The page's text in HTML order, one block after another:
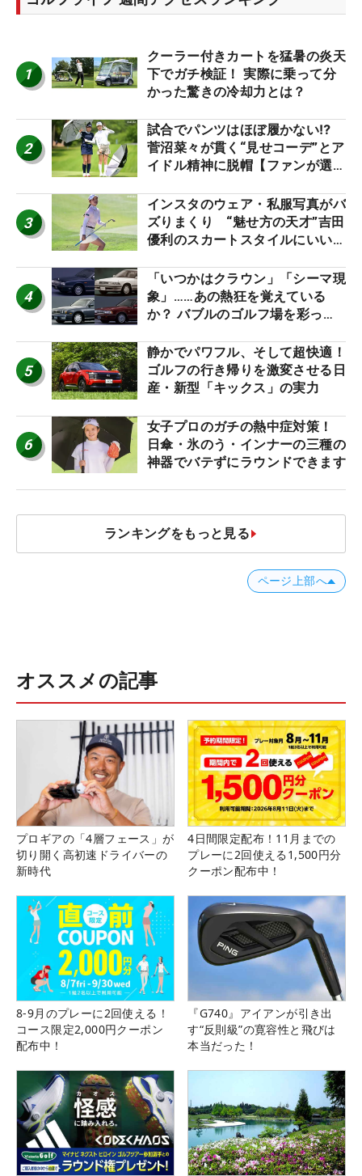
1
クーラー付きカートを猛暑の炎天
下でガチ検証！ 実際に乗って分
かった驚きの冷却力とは？
2
試合でパンツはほぼ履かない⁉
菅沼菜々が貫く“見せコーデ”とア
イドル精神に脱帽【ファンが選ぶ
3
インスタのウェア・私服写真がバ
ズりまくり “魅せ方の天才”吉田
優利のスカートスタイルにいい
4
「いつかはクラウン」「シーマ現
象」……あの熱狂を覚えている
か？ バブルのゴルフ場を彩った
5
静かでパワフル、そして超快適！
ゴルフの行き帰りを激変させる日
産・新型「キックス」の実力
6
女子プロのガチの熱中症対策！
日傘・氷のう・インナーの三種の
神器でバテずにラウンドできます
ランキングをもっと見る
ページ上部へ
オススメの記事
プロギアの「4層フェース」が
切り開く高初速ドライバーの
新時代
4日間限定配布！11月までの
プレーに2回使える1,500円分
クーポン配布中！
8-9月のプレーに2回使える！
コース限定2,000円クーポン
配布中！
『G740』アイアンが引き出
す“反則級”の寛容性と飛びは
本当だった！